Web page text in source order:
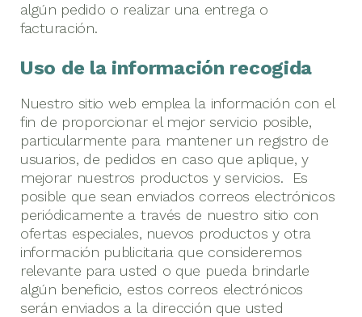
algún pedido o realizar una entrega o
facturación.
Uso de la información recogida
Nuestro sitio web emplea la información con el
fin de proporcionar el mejor servicio posible,
particularmente para mantener un registro de
usuarios, de pedidos en caso que aplique, y
mejorar nuestros productos y servicios. Es
posible que sean enviados correos electrónicos
periódicamente a través de nuestro sitio con
ofertas especiales, nuevos productos y otra
información publicitaria que consideremos
relevante para usted o que pueda brindarle
algún beneficio, estos correos electrónicos
serán enviados a la dirección que usted